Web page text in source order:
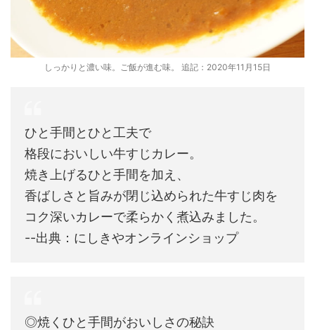
しっかりと濃い味。ご飯が進む味。 追記：2020年11月15日
ひと手間とひと工夫で
格段においしい牛すじカレー。
焼き上げるひと手間を加え、
香ばしさと旨みが閉じ込められた牛すじ肉を
コク深いカレーで柔らかく煮込みました。
--出典：にしきやオンラインショップ
◎焼くひと手間がおいしさの秘訣